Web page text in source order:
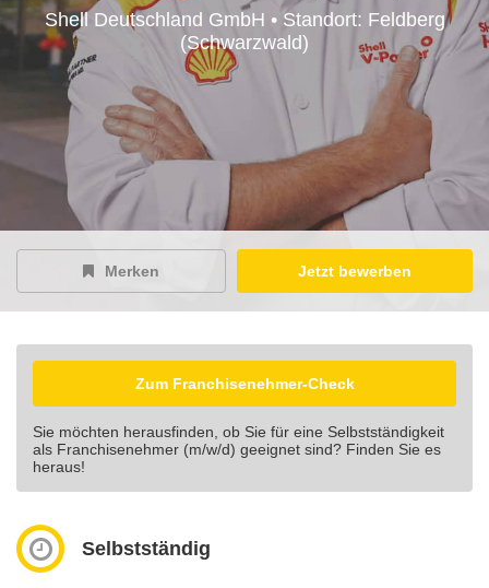
Shell Deutschland GmbH • Standort: Feldberg
(Schwarzwald)
Merken Jetzt bewerben
Zum Franchisenehmer-Check
Sie möchten herausfinden, ob Sie für eine Selbstständigkeit
als Franchisenehmer (m/w/d) geeignet sind? Finden Sie es
heraus!
Selbstständig